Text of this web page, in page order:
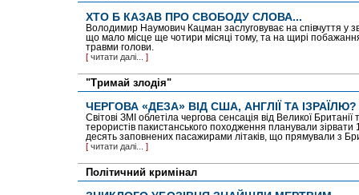
ХТО Б КАЗАВ ПРО СВОБОДУ СЛОВА...
Володимир Наумович Кацман заслуговуває на співчуття у
що мало місце ще чотири місяці тому, та на щирі
травми голови.
[ читати далі... ]
"Тримай злодія"
ЧЕРГОВА «ДЕЗА» ВІД США, АНГЛІЇ ТА ІЗРАЇЛЮ?
Світові ЗМІ облетіла чергова сенсація від Великої
терористів пакистанського походження планували зірвати
десять заповнених пасажирами літаків, що прямували з
[ читати далі... ]
Політичний кримінал